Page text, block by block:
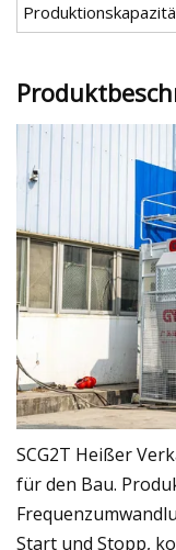
SCG2T Heißer
für den Bau.
Start und Stopp,